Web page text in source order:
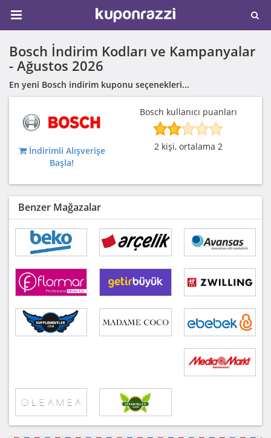
Bosch İndirim Kodları ve Kampanyalar
- Ağustos 2026
En yeni Bosch indirim kuponu seçenekleri...
İndirimli Alışverişe
Başla!
Bosch kullanıcı puanları
2 kişi, ortalama 2
Benzer Mağazalar